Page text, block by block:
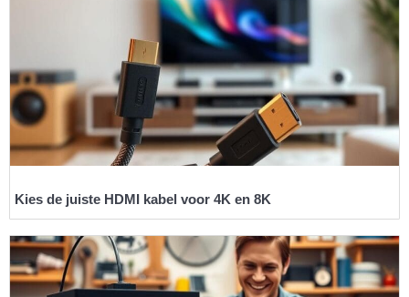
Kies de juiste HDMI kabel voor 4K en 8K